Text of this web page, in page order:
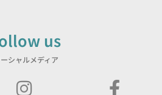
us
シャルメディア